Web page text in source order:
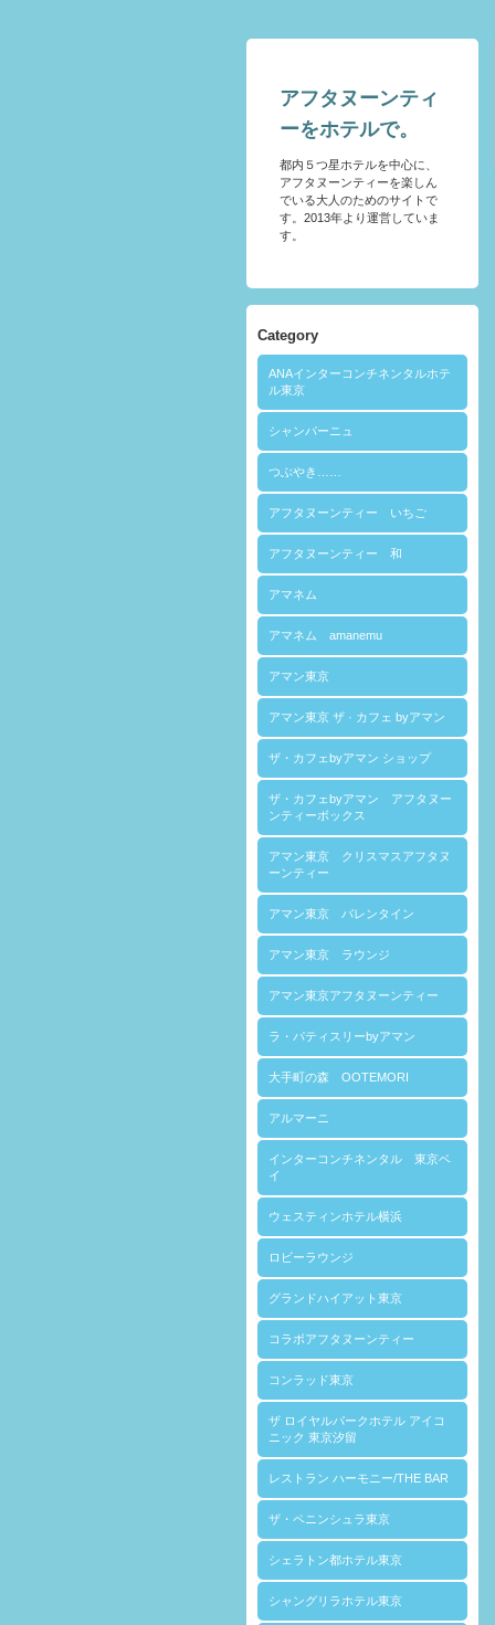
アフタヌーンティ
ーをホテルで。
都内５つ星ホテルを中心に、
アフタヌーンティーを楽しん
でいる大人のためのサイトで
す。2013年より運営していま
す。
Category
ANAインターコンチネンタルホテ
ル東京
シャンパーニュ
つぶやき……
アフタヌーンティー いちご
アフタヌーンティー 和
アマネム
アマネム amanemu
アマン東京
アマン東京 ザ · カフェ byアマン
ザ・カフェbyアマン ショップ
ザ・カフェbyアマン アフタヌー
ンティーボックス
アマン東京 クリスマスアフタヌ
ーンティー
アマン東京 バレンタイン
アマン東京 ラウンジ
アマン東京アフタヌーンティー
ラ・パティスリーbyアマン
大手町の森 OOTEMORI
アルマーニ
インターコンチネンタル 東京ベ
イ
ウェスティンホテル横浜
ロビーラウンジ
グランドハイアット東京
コラボアフタヌーンティー
コンラッド東京
ザ ロイヤルパークホテル アイコ
ニック 東京汐留
レストラン ハーモニー/THE BAR
ザ・ペニンシュラ東京
シェラトン都ホテル東京
シャングリラホテル東京